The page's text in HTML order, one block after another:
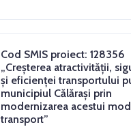
Cod SMIS proiect: 128356
„Creșterea atractivității,
și eficienței transportului
municipiul Călărași prin
modernizarea acestui
transport”